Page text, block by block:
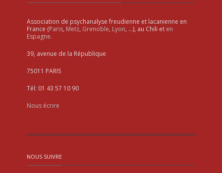
Association de psychanalyse freudienne et lacanienne en
France (Paris, Metz, Grenoble, Lyon, …), au Chili et en
Espagne.
39, avenue de la République
75011 PARIS
Tél: 01 43 57 10 90
Nous écrire
NOUS SUIVRE